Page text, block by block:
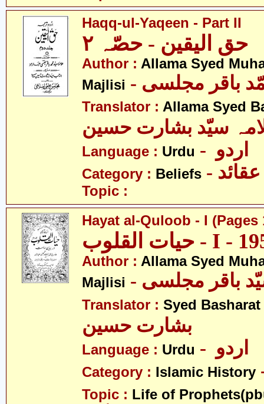
Haqq-ul-Yaqeen - Part II
حق الیقین - حصّہ ٢
Author : Allama Syed
Majlisi
باقر مجلسی
Translator : Allama Syed
سیّد بشارت حسین
Language : Urdu
Category : Beliefs - عقائد
Topic :
Hayat al-Quloob - I (Pages
Author : Allama Syed
Majlisi
Translator : Syed
بشارت حسین
Language : Urdu
Category : Islamic History
Topic : Life of